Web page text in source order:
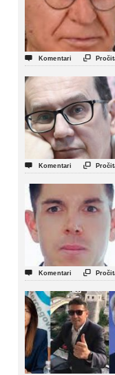
 Komentari 
 Komentari 
 Komentari 